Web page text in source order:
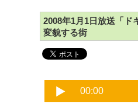
2008年1月1日放送「ド
変貌する街